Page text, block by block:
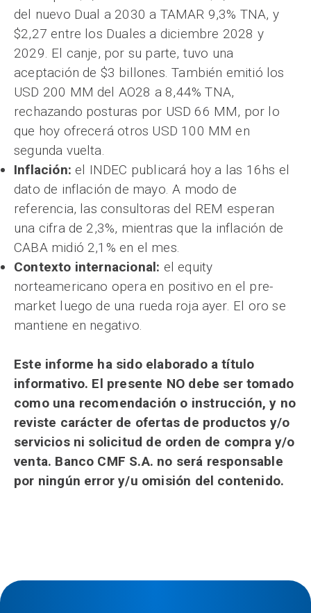
del nuevo Dual a 2030 a TAMAR 9,3% TNA, y
$2,27 entre los Duales a diciembre 2028 y
2029. El canje, por su parte, tuvo una
aceptación de $3 billones. También emitió los
USD 200 MM del AO28 a 8,44% TNA,
rechazando posturas por USD 66 MM, por lo
que hoy ofrecerá otros USD 100 MM en
segunda vuelta.
Inflación: el INDEC publicará hoy a las 16hs el
dato de inflación de mayo. A modo de
referencia, las consultoras del REM esperan
una cifra de 2,3%, mientras que la inflación de
CABA midió 2,1% en el mes.
Contexto internacional: el equity
norteamericano opera en positivo en el pre-
market luego de una rueda roja ayer. El oro se
mantiene en negativo.
Este informe ha sido elaborado a título
informativo. El presente NO debe ser tomado
como una recomendación o instrucción, y no
reviste carácter de ofertas de productos y/o
servicios ni solicitud de orden de compra y/o
venta. Banco CMF S.A. no será responsable
por ningún error y/u omisión del contenido.